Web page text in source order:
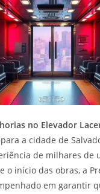
no Elevador
a cidade de
de milhares de
o início das obras, a
em garantir